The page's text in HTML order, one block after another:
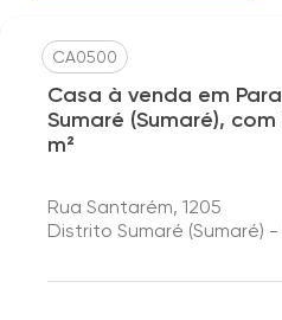
CA0500
Casa à venda em
Sumaré (Sumaré),
m²
Rua Santarém, 1205
Distrito Sumaré (Sumaré)